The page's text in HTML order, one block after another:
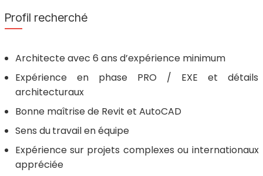
Profil recherché
Architecte avec 6 ans d’expérience minimum
Expérience en phase PRO / EXE et détails
architecturaux
Bonne maîtrise de Revit et AutoCAD
Sens dutravail en équipe
Expérience sur projets complexes ou internationaux
appréciée